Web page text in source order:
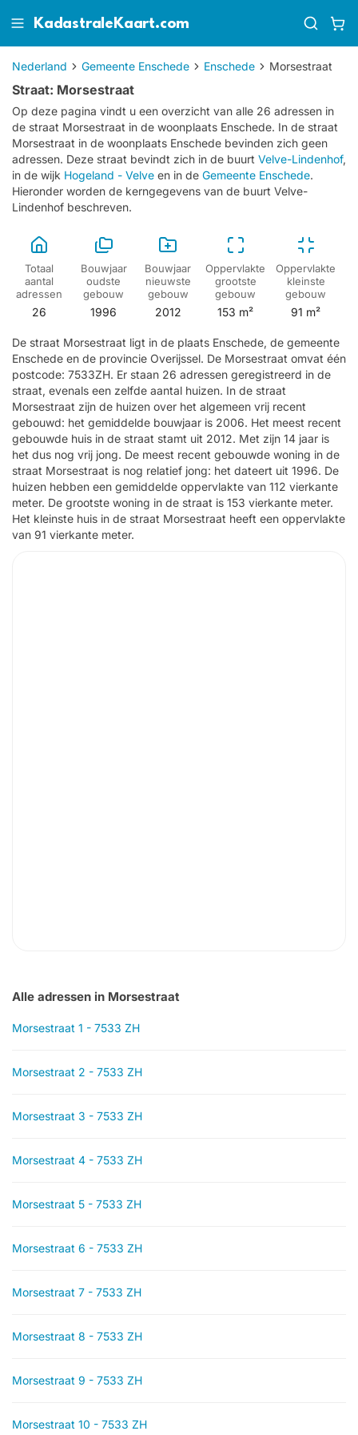
KadastraleKaart.com
Nederland Gemeente Enschede Enschede Morsestraat
Straat: Morsestraat
Op deze pagina vindt u een overzicht van alle 26 adressen in
de straat Morsestraat in de woonplaats Enschede. In de straat
Morsestraat in de woonplaats Enschede bevinden zich geen
adressen. Deze straat bevindt zich in de buurt Velve-Lindenhof,
in de wijk Hogeland - Velve en in de Gemeente Enschede.
Hieronder worden de kerngegevens van de buurt Velve-
Lindenhof beschreven.
Totaal
aantal
adressen
26
Bouwjaar
oudste
gebouw
1996
Bouwjaar
nieuwste
gebouw
2012
Oppervlakte
grootste
gebouw
153 m²
Oppervlakte
kleinste
gebouw
91 m²
De straat Morsestraat ligt in de plaats Enschede, de gemeente
Enschede en de provincie Overijssel. De Morsestraat omvat één
postcode: 7533ZH. Er staan 26 adressen geregistreerd in de
straat, evenals een zelfde aantal huizen. In de straat
Morsestraat zijn de huizen over het algemeen vrij recent
gebouwd: het gemiddelde bouwjaar is 2006. Het meest recent
gebouwde huis in de straat stamt uit 2012. Met zijn 14 jaar is
het dus nog vrij jong. De meest recent gebouwde woning in de
straat Morsestraat is nog relatief jong: het dateert uit 1996. De
huizen hebben een gemiddelde oppervlakte van 112 vierkante
meter. De grootste woning in de straat is 153 vierkante meter.
Het kleinste huis in de straat Morsestraat heeft een oppervlakte
van 91 vierkante meter.
Alle adressen in Morsestraat
Morsestraat 1 - 7533 ZH
Morsestraat 2 - 7533 ZH
Morsestraat 3 - 7533 ZH
Morsestraat 4 - 7533 ZH
Morsestraat 5 - 7533 ZH
Morsestraat 6 - 7533 ZH
Morsestraat 7 - 7533 ZH
Morsestraat 8 - 7533 ZH
Morsestraat 9 - 7533 ZH
Morsestraat 10 - 7533 ZH